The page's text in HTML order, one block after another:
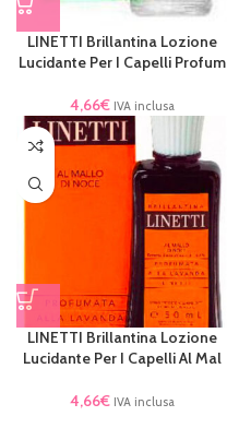
LINETTI Brillantina Lozione
Lucidante Per I Capelli Profum
4,66€ IVA inclusa
LINETTI Brillantina Lozione
Lucidante Per I Capelli Al Mal
4,66€ IVA inclusa